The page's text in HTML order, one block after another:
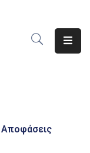
Αποφάσεις